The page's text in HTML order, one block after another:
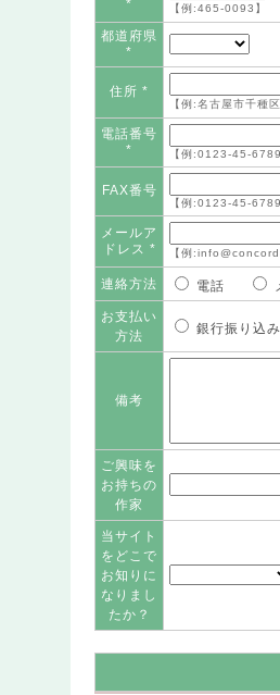
*
【例:465-0093】
都道府県
*
住所 *
【例:名古屋市千
電話番号
*
【例:0123-45-
FAX番号
【例:0123-45-
メールア
ドレス *
【例
連絡方法 電話
お支払い
方法
銀行振り
備考
ご興味を
お持ちの
作家
当サイト
をどこで
お知りに
なりまし
たか？